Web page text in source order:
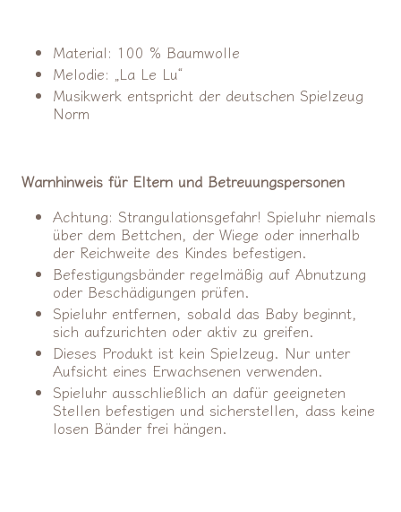
Material: 100 % Baumwolle
Melodie: „La Le Lu“
Musikwerk entspricht der deutschen Spielzeug
Norm
Warnhinweis für Eltern und Betreuungspersonen
Achtung: Strangulationsgefahr! Spieluhr niemals
über dem Bettchen, der Wiege oder innerhalb
der Reichweite des Kindes befestigen.
Befestigungsbänder regelmäßig auf Abnutzung
oder Beschädigungen prüfen.
Spieluhr entfernen, sobald das Baby beginnt,
sich aufzurichten oder aktiv zu greifen.
Dieses Produkt ist kein Spielzeug. Nur unter
Aufsicht eines Erwachsenen verwenden.
Spieluhr ausschließlich an dafür geeigneten
Stellen befestigen und sicherstellen, dass keine
losen Bänder frei hängen.